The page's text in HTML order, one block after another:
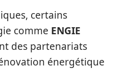
certains
comme ENGIE
des partenariats
énergétique